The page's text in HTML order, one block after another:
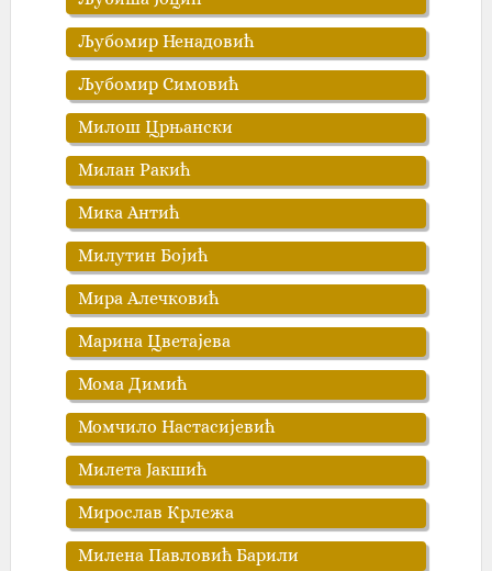
Љубомир Ненадовић
Љубомир Симовић
Милош Црњански
Милан Ракић
Мика Антић
Милутин Бојић
Мира Алечковић
Марина Цветајева
Мома Димић
Момчило Настасијевић
Милета Јакшић
Мирослав Крлежа
Милена Павловић Барили